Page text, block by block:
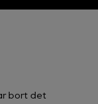
bort det